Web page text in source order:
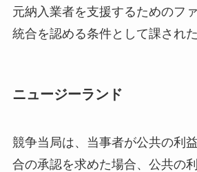
元納入業者を支援するためのフ
統合を認める条件として課された
ニュージーランド
競争当局は、当事者が公共の利
合の承認を求めた場合、公共の